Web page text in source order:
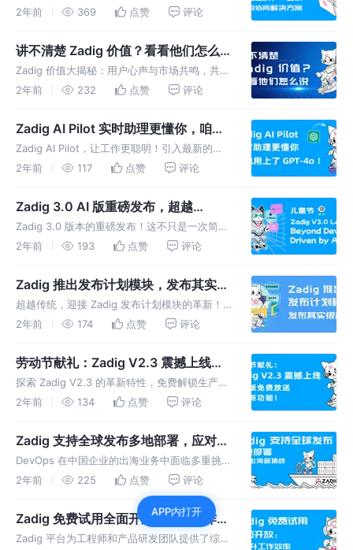
和工程最佳实践打造的 DevOps 平台 ，正式上
为企业带来产研一站式高效协作方案。
2年前 369 点赞 评论
讲不清楚 Zadig 价值？看看他们怎么
说
Zadig 价值大揭秘：用户心声与市场共鸣，共鉴
创新成果。 我们收集用户对 Zadig 的真实感受
用情况，再到未来发展的多个方面。
2年前 232 点赞 评论
Zadig AI Pilot 实时助理更懂你，咱也
用上了 GPT-4o ！
Zadig AI Pilot，让工作更聪明！引入最新的
GPT-4o 模型和实时数据更新功能，实时更新不
2年前 117 点赞 评论
Zadig 3.0 AI 版重磅发布，超越
DevOps，解锁未来
Zadig 3.0 版本的重磅发布！这不只是一次简单
的版本迭代，而是一次以 AI 为引擎，引领我们
2年前 193 点赞 评论
Zadig 推出发布计划模块，发布其实很
简单
超越传统，迎接 Zadig 发布计划模块的革新！
通过规范化的流程管理，简化发布过程，提供全
率和质量，让发布变得更简单、更高效。
2年前 174 点赞 评论
劳动节献礼：Zadig V2.3 震撼上线，
基础版免费放送大量新功能
探索 Zadig V2.3 的革新特性，免费解锁生产力
提升，让每一位开发者的节日更加充实！我们不
放了基础功能，延续了自开源 2.0 架构发布以
来的开放革新之路
2年前 134 点赞 评论
Zadig 支持全球发布多地部署，应对出
海新挑战
DevOps 在中国企业的出海业务中面临多重挑
战，包括文化差异、时区和地域限制、合规要求
以及技术基础设施的适配。Zadig 助力自动化
DevOps，一键全球部署，安全出海，开启数字
化扩张之旅！
2年前 225 点赞 评论
Zadig 免费试用全面开放：提升工作效
率，享受流畅体验
Zadig 平台为工程师和产品研发团队提供了综合
APP内打开